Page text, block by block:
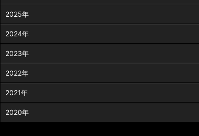
2025年
2024年
2023年
2022年
2021年
2020年